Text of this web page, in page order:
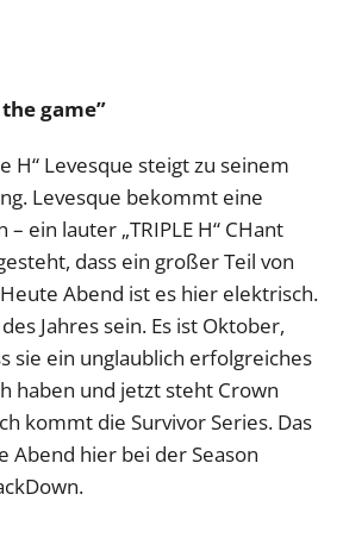
game”
H“ Levesque steigt zu seinem
Levesque bekommt eine
ein lauter „TRIPLE H“ CHant
dass ein großer Teil von
Abend ist es hier elektrisch.
Jahres sein. Es ist Oktober,
sie ein unglaublich erfolgreiches
haben und jetzt steht Crown
kommt die Survivor Series. Das
Abend hier bei der Season